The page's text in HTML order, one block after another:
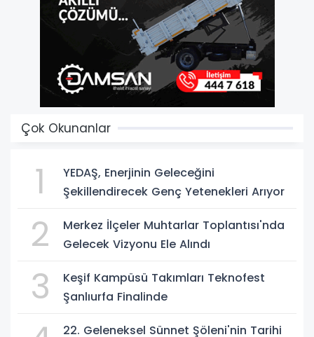
Çok Okunanlar
1
YEDAŞ, Enerjinin Geleceğini
Şekillendirecek Genç Yetenekleri Arıyor
2
Merkez İlçeler Muhtarlar Toplantısı'nda
Gelecek Vizyonu Ele Alındı
3
Keşif Kampüsü Takımları Teknofest
Şanlıurfa Finalinde
22. Geleneksel Sünnet Şöleni'nin Tarihi